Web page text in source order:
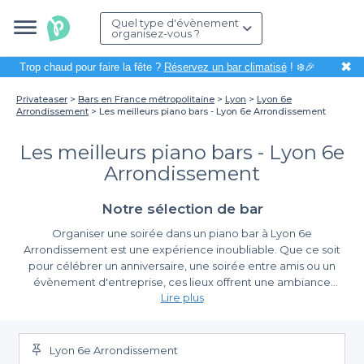
Quel type d'évènement
organisez-vous ?
Trop chaud pour faire la fête ? Réservez un bar climatisé! ❄️🎉 ✖
Privateaser Bars en France métropolitaine Lyon
Lyon 6e
Arrondissement
Les meilleurs piano bars - Lyon 6e Arrondissement
Les meilleurs piano bars - Lyon 6e
Arrondissement
Notre sélection de bar
Organiser une soirée dans un piano bar à Lyon 6e
Arrondissement est une expérience inoubliable. Que ce soit
pour célébrer un anniversaire, une soirée entre amis ou un
évènement d'entreprise, ces lieux offrent une ambiance
chaleureuse et musicale qui saura séduire vos convives. Grâce à
évènement devient un jeu d’enfant, même au cœur d’un
quartier aussi animé que celui-ci.
Une Multitude D'options À Portée De Main
En utilisant notre plateforme, vous accédez à une sélection
Lire plus
Lyon 6e Arrondissement